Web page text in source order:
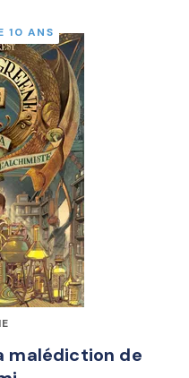
10 ANS
malédiction de